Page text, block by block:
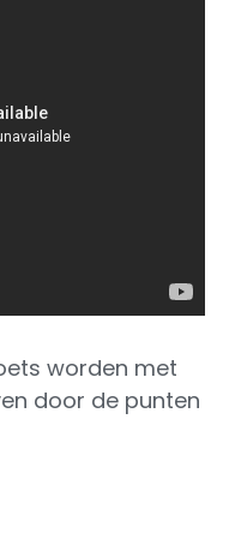
worden met
door de punten